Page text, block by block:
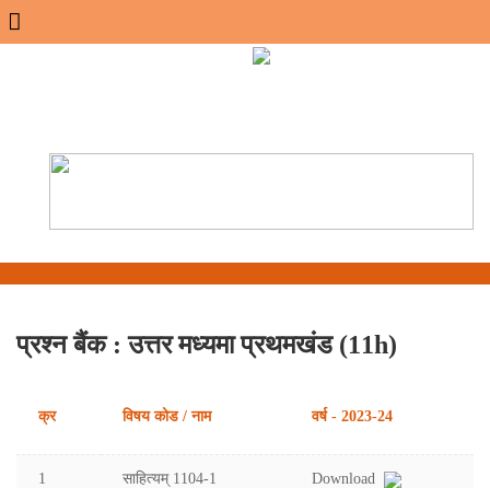
Menu
प्रश्न बैंक : उत्तर मध्यमा प्रथमखंड (11h)
क्र विषय कोड / नाम वर्ष - 2023-24
1 साहित्यम् 1104-1 Download